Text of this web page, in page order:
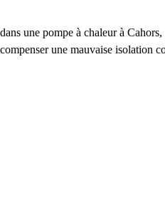
une pompe à chaleur à
une mauvaise isolation